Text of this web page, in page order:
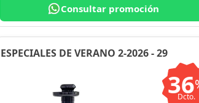
Consultar promoción
ESPECIALES DE VERANO 2-2026 - 29
36
Dcto.